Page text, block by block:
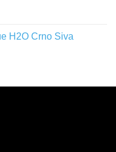
H2O Crno Siva